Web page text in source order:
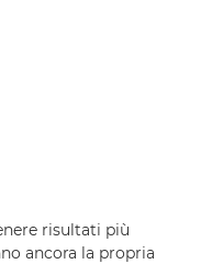
risultati più
ancora la propria